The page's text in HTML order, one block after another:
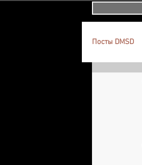
Посты DMSD